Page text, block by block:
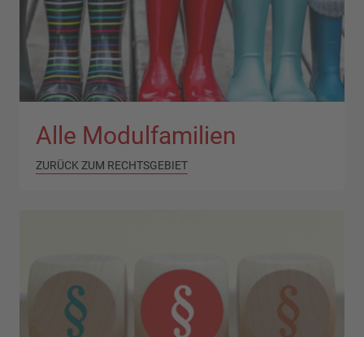
Alle Modulfamilien
ZURÜCK ZUM RECHTSGEBIET